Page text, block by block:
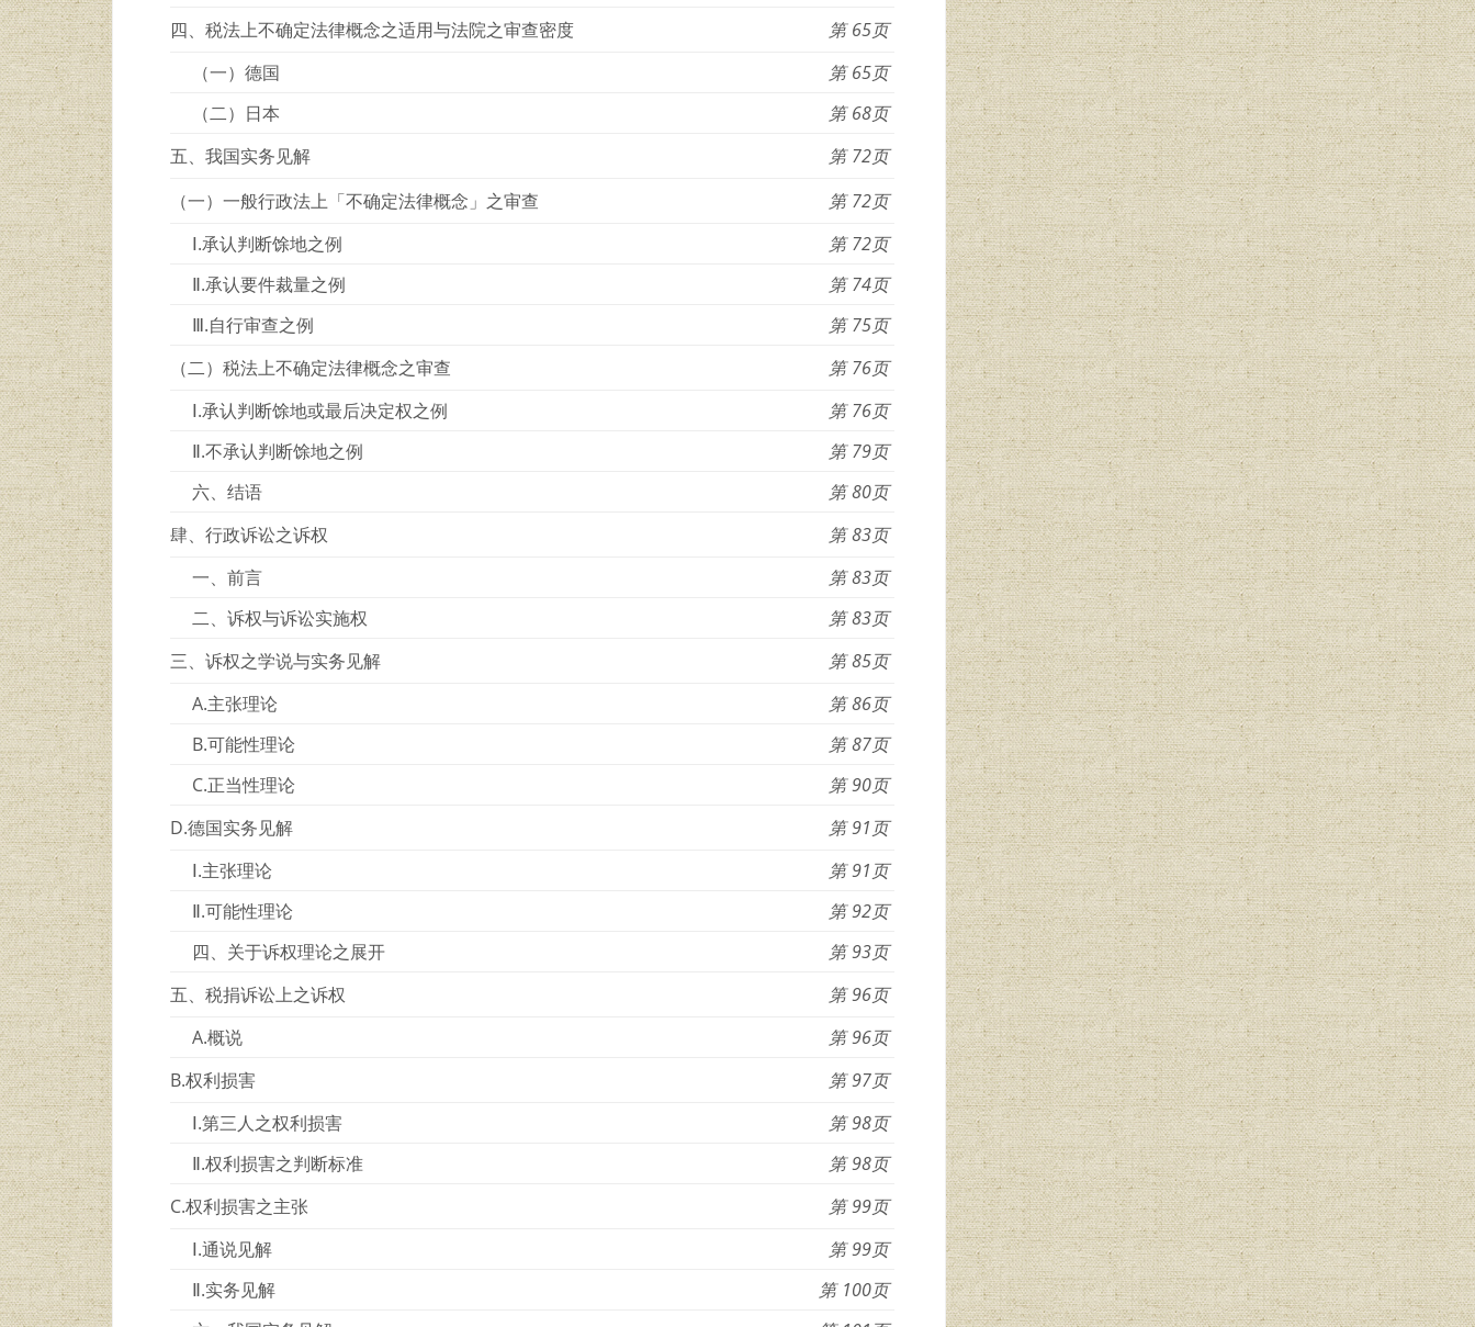
四、税法上不确定法律概念之适用与法院之审查密度
65
（一）德国
65
（二）日本
68
五、我国实务见解
72
（一）一般行政法上「不确定法律概念」之审查
72
Ⅰ.承认判断馀地之例
72
Ⅱ.承认要件裁量之例
74
Ⅲ.自行审查之例
75
（二）税法上不确定法律概念之审查
76
Ⅰ.承认判断馀地或最后决定权之例
76
Ⅱ.不承认判断馀地之例
79
六、结语
80
肆、行政诉讼之诉权
83
一、前言
83
二、诉权与诉讼实施权
83
三、诉权之学说与实务见解
85
A.主张理论
86
B.可能性理论
87
C.正当性理论
90
D.德国实务见解
91
Ⅰ.主张理论
91
Ⅱ.可能性理论
92
四、关于诉权理论之展开
93
五、税捐诉讼上之诉权
96
A.概说
96
B.权利损害
97
Ⅰ.第三人之权利损害
98
Ⅱ.权利损害之判断标准
98
C.权利损害之主张
99
Ⅰ.通说见解
99
Ⅱ.实务见解
100